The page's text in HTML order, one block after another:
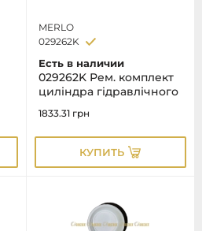
MERLO
029262K
Есть в наличии
029262K Рем. комплект
циліндра гідравлічного
1833.31 грн
КУПИТЬ